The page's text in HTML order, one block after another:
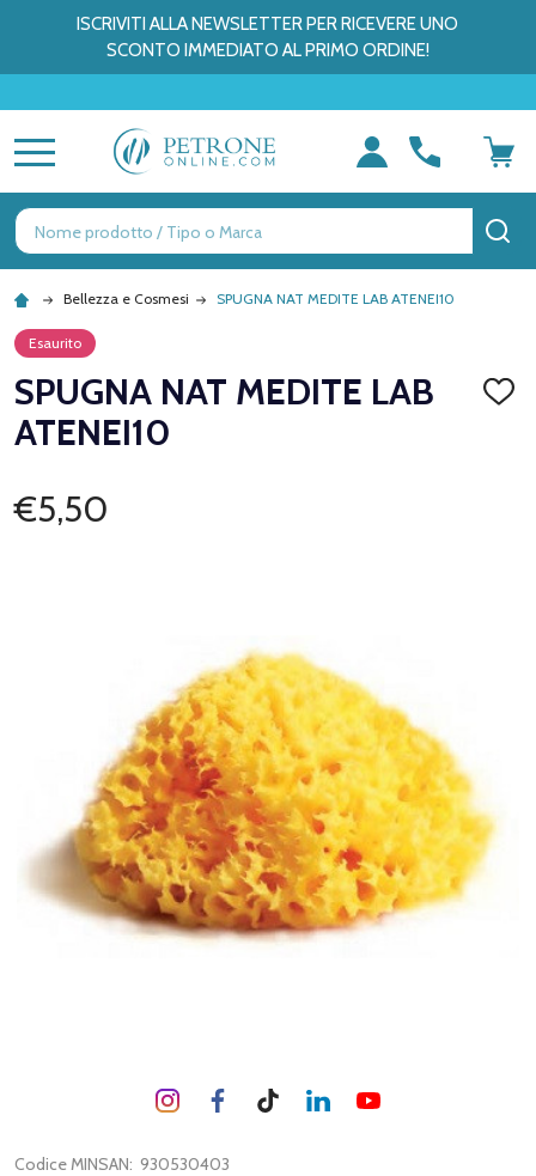
ISCRIVITI ALLA NEWSLETTER PER RICEVERE UNO
SCONTO IMMEDIATO AL PRIMO ORDINE!
Ricerca
Bellezza e Cosmesi SPUGNA NAT MEDITE LAB ATENEI10
Esaurito
SPUGNA NAT MEDITE LAB
ATENEI10
€5,50
Codice MINSAN: 930530403